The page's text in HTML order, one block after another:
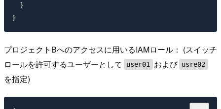
  }
プロジェクトBへのアクセスに用いるIAMロール： (スイッチ
ロールを許可するユーザーとして
user01 および usre02
を指定)